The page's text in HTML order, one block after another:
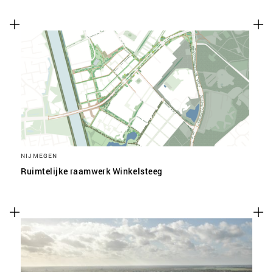
NIJMEGEN
Ruimtelijke raamwerk Winkelsteeg